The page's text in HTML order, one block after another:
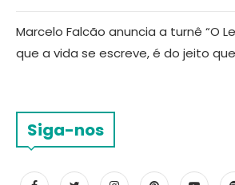
Marcelo Falcão anuncia a turnê “O
que a vida se escreve, é do jeito
Siga-nos